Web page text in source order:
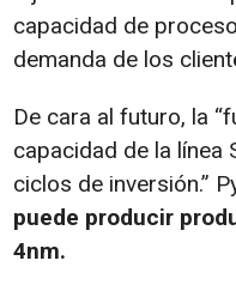
capacidad de
demanda de los
De cara al futuro, la
capacidad de la
ciclos de inversión.”
puede producir
4nm.